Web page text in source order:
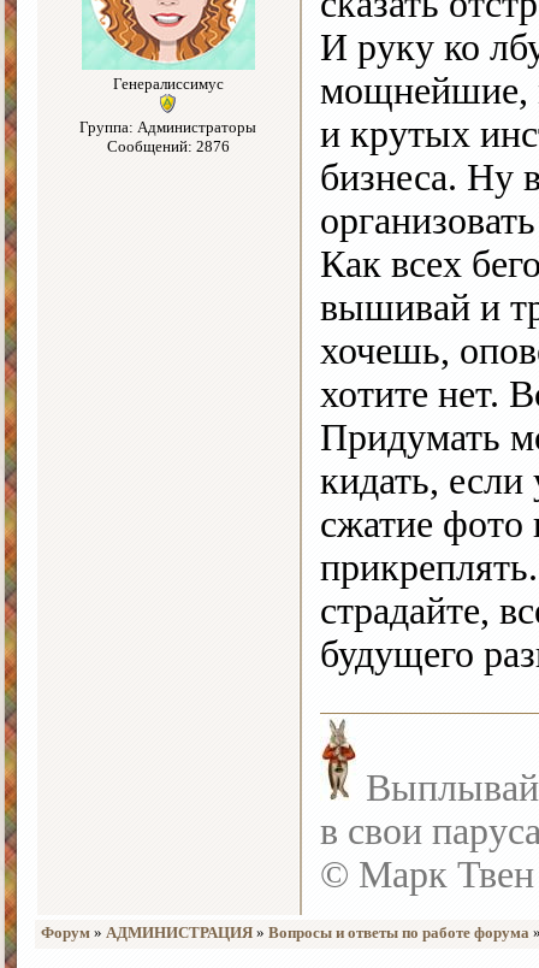
Генералиссимус
Группа: Администраторы
Сообщений: 2876
И руку ко
мощнейшие,
и крутых
бизнеса. Ну
Как всех
вышивай и
хочешь,
хотите нет.
Придумать
кидать, если
сжатие
страдайте,
будущего
в свои
© Марк Твен
Форум » АДМИНИСТРАЦИЯ » Вопросы и ответы по работе форума